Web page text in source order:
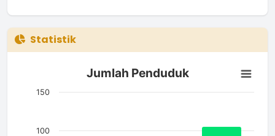
Statistik
Jumlah Penduduk
Bar chart with 3 bars.
The chart has 1 X axis displaying categories.
Jumlah Penduduk
100
150